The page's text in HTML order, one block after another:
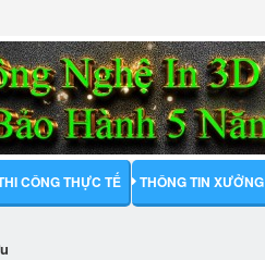
CÔNG THỰC TẾ THÔNG TIN XƯỞNG